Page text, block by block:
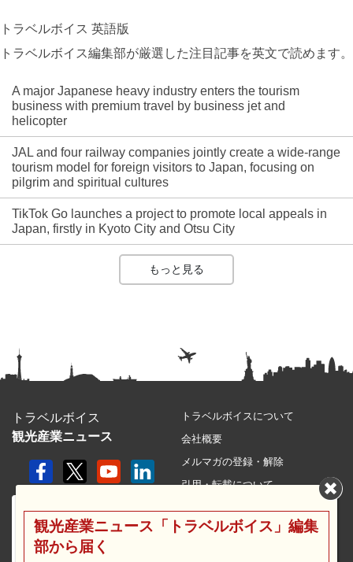
トラベルボイス 英語版
トラベルボイス編集部が厳選した注目記事を英文で読めます。
A major Japanese heavy industry enters the tourism
business with premium travel by business jet and
helicopter
JAL and four railway companies jointly create a wide-range
tourism model for foreign visitors to Japan, focusing on
pilgrim and spiritual cultures
TikTok Go launches a project to promote local appeals in
Japan, firstly in Kyoto City and Otsu City
もっと見る
トラベルボイス
観光産業ニュース
トラベルボイスについて
会社概要
メルマガの登録・解除
引用・転載について
利用規約
観光産業ニュース「トラベルボイス」編集
部から届く